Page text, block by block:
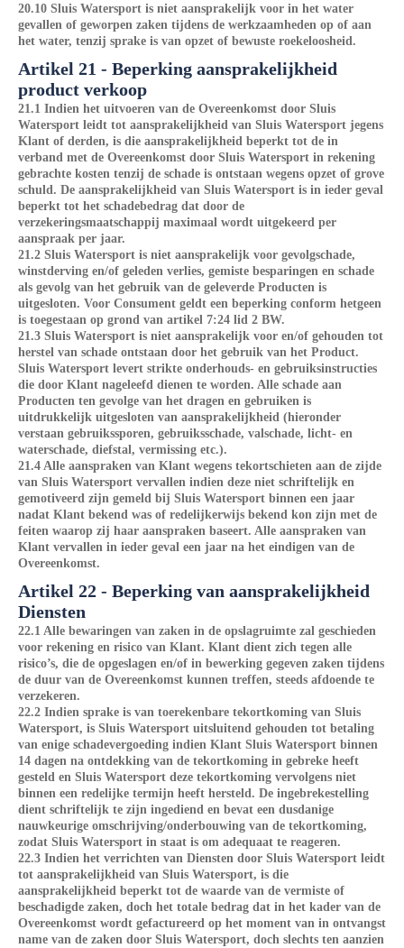
20.10 Sluis Watersport is niet aansprakelijk voor in het water
gevallen of geworpen zaken tijdens de werkzaamheden op of aan
het water, tenzij sprake is van opzet of bewuste roekeloosheid.
Artikel 21 - Beperking aansprakelijkheid
product verkoop
21.1 Indien het uitvoeren van de Overeenkomst door Sluis
Watersport leidt tot aansprakelijkheid van Sluis Watersport jegens
Klant of derden, is die aansprakelijkheid beperkt tot de in
verband met de Overeenkomst door Sluis Watersport in rekening
gebrachte kosten tenzij de schade is ontstaan wegens opzet of grove
schuld. De aansprakelijkheid van Sluis Watersport is in ieder geval
beperkt tot het schadebedrag dat door de
verzekeringsmaatschappij maximaal wordt uitgekeerd per
aanspraak per jaar.
21.2 Sluis Watersport is niet aansprakelijk voor gevolgschade,
winstderving en/of geleden verlies, gemiste besparingen en schade
als gevolg van het gebruik van de geleverde Producten is
uitgesloten. Voor Consument geldt een beperking conform hetgeen
is toegestaan op grond van artikel 7:24 lid 2 BW.
21.3 Sluis Watersport is niet aansprakelijk voor en/of gehouden tot
herstel van schade ontstaan door het gebruik van het Product.
Sluis Watersport levert strikte onderhouds- en gebruiksinstructies
die door Klant nageleefd dienen te worden. Alle schade aan
Producten ten gevolge van het dragen en gebruiken is
uitdrukkelijk uitgesloten van aansprakelijkheid (hieronder
verstaan gebruikssporen, gebruiksschade, valschade, licht- en
waterschade, diefstal, vermissing etc.).
21.4 Alle aanspraken van Klant wegens tekortschieten aan de zijde
van Sluis Watersport vervallen indien deze niet schriftelijk en
gemotiveerd zijn gemeld bij Sluis Watersport binnen een jaar
nadat Klant bekend was of redelijkerwijs bekend kon zijn met de
feiten waarop zij haar aanspraken baseert. Alle aanspraken van
Klant vervallen in ieder geval een jaar na het eindigen van de
Overeenkomst.
Artikel 22 - Beperking van aansprakelijkheid
Diensten
22.1 Alle bewaringen van zaken in de opslagruimte zal geschieden
voor rekening en risico van Klant. Klant dient zich tegen alle
risico’s, die de opgeslagen en/of in bewerking gegeven zaken tijdens
de duur van de Overeenkomst kunnen treffen, steeds afdoende te
verzekeren.
22.2 Indien sprake is van toerekenbare tekortkoming van Sluis
Watersport, is Sluis Watersport uitsluitend gehouden tot betaling
van enige schadevergoeding indien Klant Sluis Watersport binnen
14 dagen na ontdekking van de tekortkoming in gebreke heeft
gesteld en Sluis Watersport deze tekortkoming vervolgens niet
binnen een redelijke termijn heeft hersteld. De ingebrekestelling
dient schriftelijk te zijn ingediend en bevat een dusdanige
nauwkeurige omschrijving/onderbouwing van de tekortkoming,
zodat Sluis Watersport in staat is om adequaat te reageren.
22.3 Indien het verrichten van Diensten door Sluis Watersport leidt
tot aansprakelijkheid van Sluis Watersport, is die
aansprakelijkheid beperkt tot de waarde van de vermiste of
beschadigde zaken, doch het totale bedrag dat in het kader van de
Overeenkomst wordt gefactureerd op het moment van in ontvangst
name van de zaken door Sluis Watersport, doch slechts ten aanzien